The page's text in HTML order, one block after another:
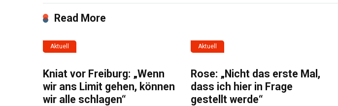
Read More
Aktuell
Kniat vor Freiburg: „Wenn
wir ans Limit gehen, können
wir alle schlagen“
Aktuell
Rose: „Nicht das erste Mal,
dass ich hier in Frage
gestellt werde“